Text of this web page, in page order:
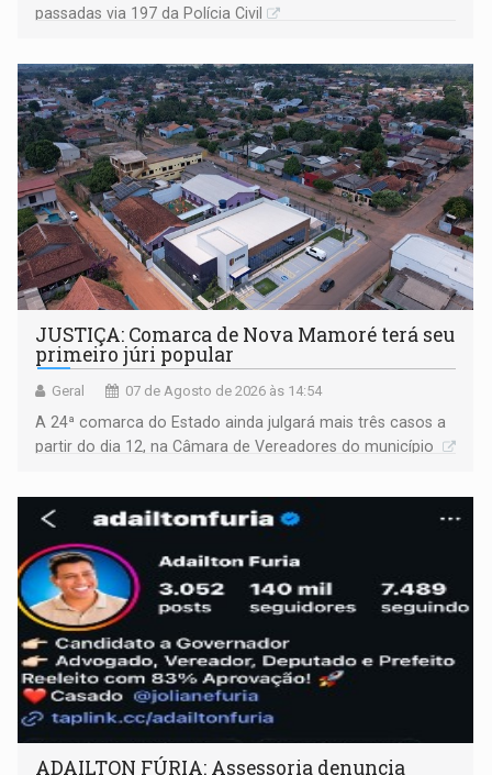
passadas via 197 da Polícia Civil
JUSTIÇA: Comarca de Nova Mamoré terá seu
primeiro júri popular
Geral 07 de Agosto de 2026 às 14:54
A 24ª comarca do Estado ainda julgará mais três casos a
partir do dia 12, na Câmara de Vereadores do município
ADAILTON FÚRIA: Assessoria denuncia